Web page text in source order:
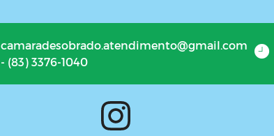
camaradesobrado.atendimento@gmail.com
- (83) 3376-1040